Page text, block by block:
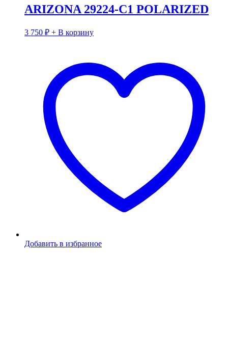
ARIZONA 29224-C1 POLARIZED
3 750 ₽ + В корзину
Добавить в избранное